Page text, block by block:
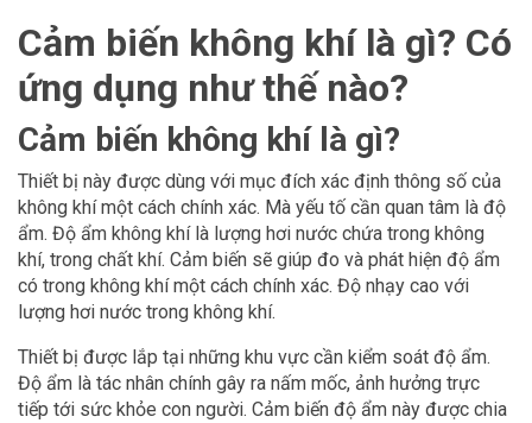
Cảm biến không khí là gì? Có
ứng dụng như thế nào?
Cảm biến không khí là gì?
Thiết bị này được dùng với mục đích xác định thông số của
không khí một cách chính xác. Mà yếu tố cần quan tâm là độ
ẩm. Độ ẩm không khí là lượng hơi nước chứa trong không
khí, trong chất khí. Cảm biến sẽ giúp đo và phát hiện độ ẩm
có trong không khí một cách chính xác. Độ nhạy cao với
lượng hơi nước trong không khí.
Thiết bị được lắp tại những khu vực cần kiểm soát độ ẩm.
Độ ẩm là tác nhân chính gây ra nấm mốc, ảnh hưởng trực
tiếp tới sức khỏe con người. Cảm biến độ ẩm này được chia